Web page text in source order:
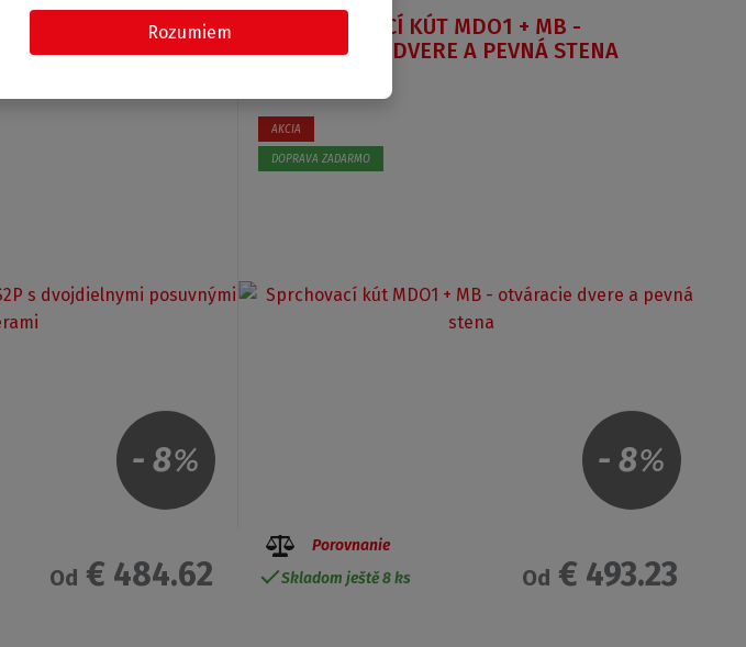
Rozumiem
+ MS2P S
DVERAMI
- 8%
Od € 484.62
SPRCHOVACÍ KÚT MDO1 + MB -
OTVÁRACIE DVERE A PEVNÁ STENA
- 8%
AKCIA
DOPRAVA ZADARMO
Od € 493.23
Porovnanie
Skladom ještě 8 ks